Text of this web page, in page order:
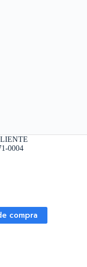
0004
compra